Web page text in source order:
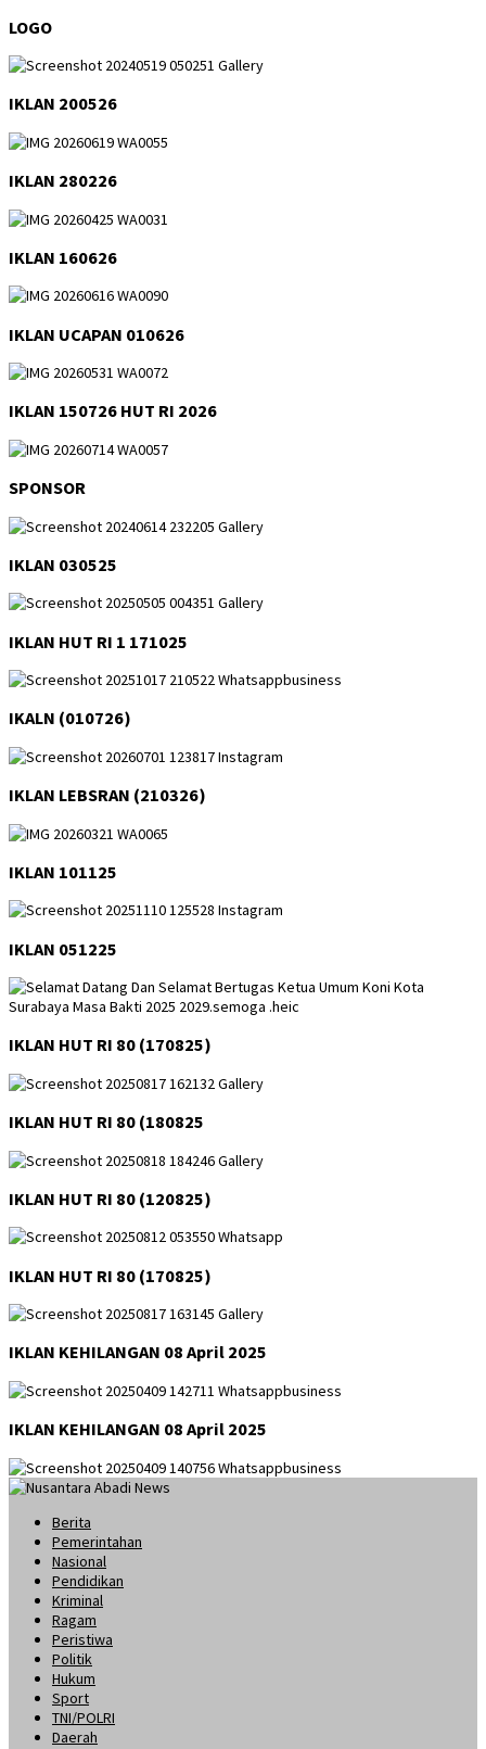
LOGO
IKLAN 200526
IKLAN 280226
IKLAN 160626
IKLAN UCAPAN 010626
IKLAN 150726 HUT RI 2026
SPONSOR
IKLAN 030525
IKLAN HUT RI 1 171025
IKALN (010726)
IKLAN LEBSRAN (210326)
IKLAN 101125
IKLAN 051225
IKLAN HUT RI 80 (170825)
IKLAN HUT RI 80 (180825
IKLAN HUT RI 80 (120825)
IKLAN HUT RI 80 (170825)
IKLAN KEHILANGAN 08 April 2025
IKLAN KEHILANGAN 08 April 2025
Berita
Pemerintahan
Nasional
Pendidikan
Kriminal
Ragam
Peristiwa
Politik
Hukum
Sport
TNI/POLRI
Daerah